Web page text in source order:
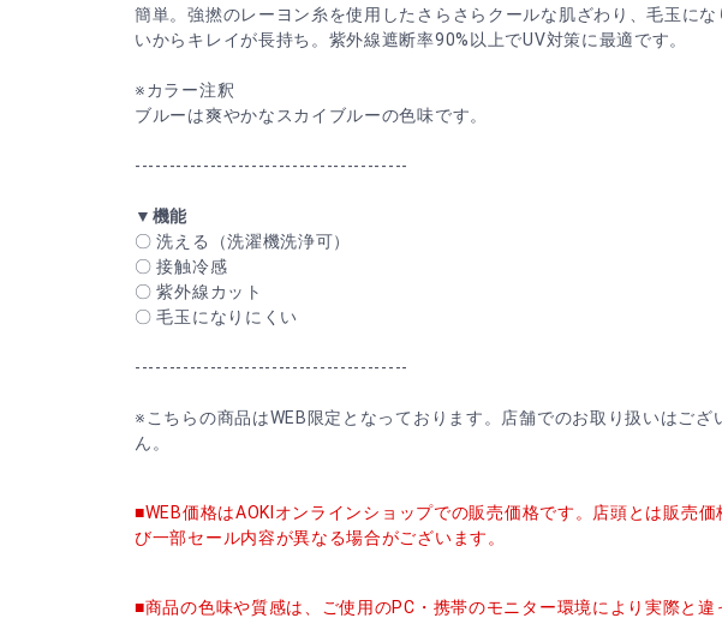
簡単。強撚のレーヨン糸を使用したさらさらクールな肌ざわり、毛玉にな
いからキレイが長持ち。紫外線遮断率90%以上でUV対策に最適です。
※カラー注釈
ブルーは爽やかなスカイブルーの色味です。
----------------------------------------
▼機能
〇 洗える（洗濯機洗浄可）
〇 接触冷感
〇 紫外線カット
〇 毛玉になりにくい
----------------------------------------
※こちらの商品はWEB限定となっております。店舗でのお取り扱いはござ
ん。
■WEB価格はAOKIオンラインショップでの販売価格です。店頭とは販売価
び一部セール内容が異なる場合がございます。
■商品の色味や質感は、ご使用のPC・携帯のモニター環境により実際と違